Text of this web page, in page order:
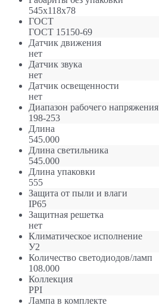
545х118х78
ГОСТ
ГОСТ 15150-69
Датчик движения
нет
Датчик звука
нет
Датчик освещенности
нет
Диапазон рабочего напряжения
198-253
Длина
545.000
Длина светильника
545.000
Длина упаковки
555
Защита от пыли и влаги
IP65
Защитная решетка
нет
Климатическое исполнение
У2
Количество светодиодов/ламп
108.000
Коллекция
PPI
Лампа в комплекте